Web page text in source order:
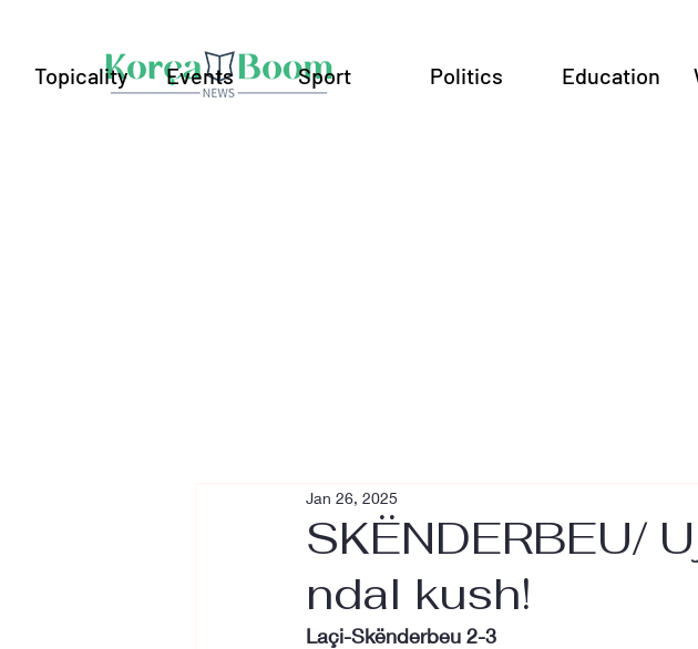
Topicality Events Sport Politics Education
SKËNDERBEU/
ndal kush!
Jan 26, 2025
Laçi-Skënderbeu 2-3